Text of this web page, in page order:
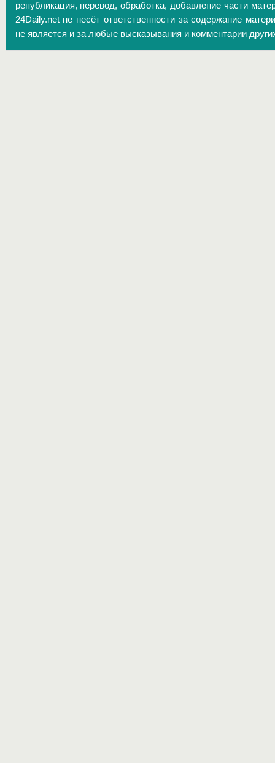
републикация, перевод, обработка, добавление части
24Daily.net не несёт ответственности за содержание
не является и за любые высказывания и комментарии